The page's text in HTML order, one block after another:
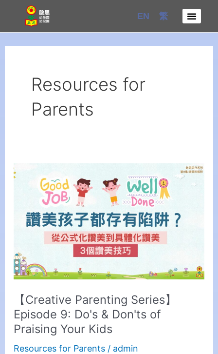
content
EN 繁
Resources for
Parents
【Creative Parenting Series】
Episode 9: Do's & Don'ts of
Praising Your Kids
Resources for Parents/ admin
【Creative
Parenting
Series】
Episode
&
Don'ts
Praising
Your
Kids